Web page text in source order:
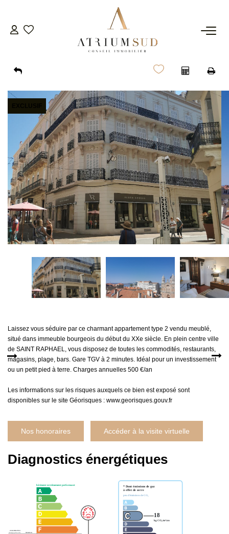
TRANSACTION
GESTION
SYNDIC
ESTIMATION
AGENCE
MON COMPTE
EN
Laissez vous séduire par ce charmant appartement type 2 vendu meublé,
situé dans immeuble bourgeois du début du XXe siècle. En plein centre ville
de SAINT RAPHAEL, vous disposez de toutes les commodités, restaurants,
magasins, plage, bars. Gare TGV à 2 minutes. Idéal pour un investissement
ou un petit pied à terre. Charges annuelles 500 €/an
Les informations sur les risques auxquels ce bien est exposé sont
disponibles sur le site Géorisques : www.georisques.gouv.fr
Nos honoraires Accéder à la visite virtuelle
Diagnostics énergétiques